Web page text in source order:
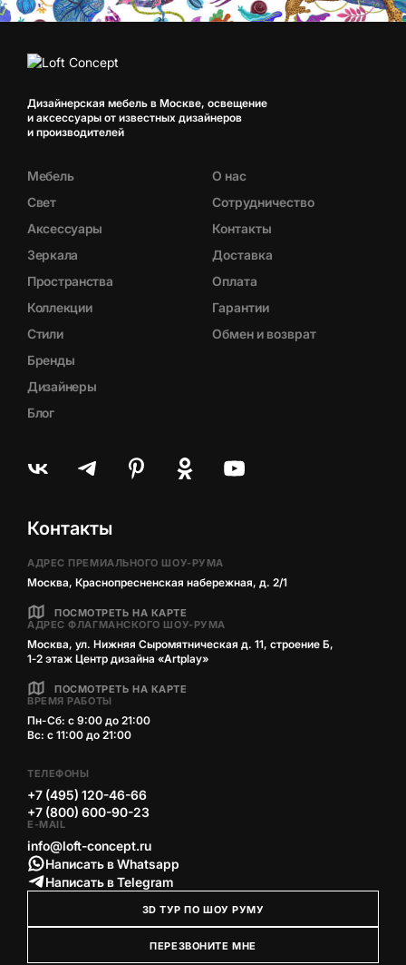
Дизайнерская мебель в Москве, освещение
и аксессуары от известных дизайнеров
и производителей
Мебель
Свет
Аксессуары
Зеркала
Пространства
Коллекции
Стили
Бренды
Дизайнеры
Блог
О нас
Сотрудничество
Контакты
Доставка
Оплата
Гарантии
Обмен и возврат
Контакты
АДРЕС ПРЕМИАЛЬНОГО ШОУ-РУМА
Москва, Краснопресненская набережная, д. 2/1
ПОСМОТРЕТЬ НА КАРТЕ
АДРЕС ФЛАГМАНСКОГО ШОУ-РУМА
Москва, ул. Нижняя Сыромятническая д. 11, строение Б,
1‑2 этаж Центр дизайна «Artplay»
ПОСМОТРЕТЬ НА КАРТЕ
ВРЕМЯ РАБОТЫ
Пн-Сб: с 9:00 до 21:00
Вс: с 11:00 до 21:00
ТЕЛЕФОНЫ
+7 (495) 120-46-66
+7 (800) 600-90-23
E-MAIL
info@loft-concept.ru
Написать в Whatsapp
Написать в Telegram
3D ТУР ПО ШОУ РУМУ
ПЕРЕЗВОНИТЕ МНЕ